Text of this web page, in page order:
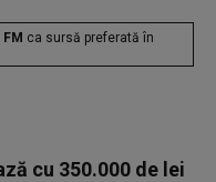
FM ca sursă preferată în
cu 350.000 de lei